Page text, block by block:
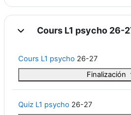
ColapsarCours L1 psycho 26-
Finalización
Cours L1 psycho 26-27
Quiz L1 psycho 26-27